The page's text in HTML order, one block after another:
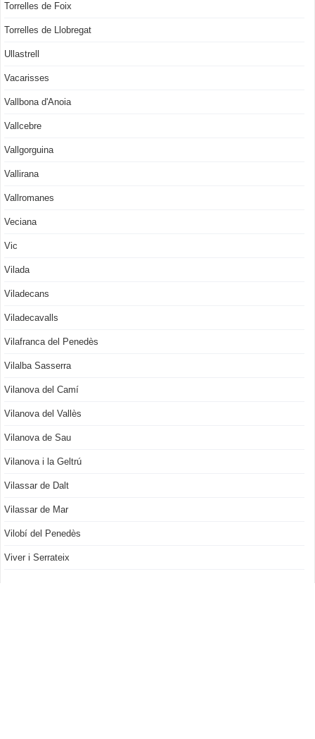
Torrelles de Foix
Torrelles de Llobregat
Ullastrell
Vacarisses
Vallbona d'Anoia
Vallcebre
Vallgorguina
Vallirana
Vallromanes
Veciana
Vic
Vilada
Viladecans
Viladecavalls
Vilafranca del Penedès
Vilalba Sasserra
Vilanova del Camí
Vilanova del Vallès
Vilanova de Sau
Vilanova i la Geltrú
Vilassar de Dalt
Vilassar de Mar
Vilobí del Penedès
Viver i Serrateix